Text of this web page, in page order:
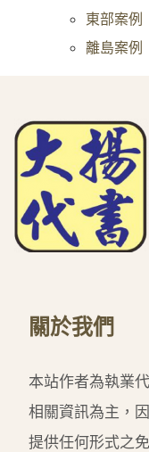
東部案例
離島案例
關於我們
本站作者為執業
相關資訊為主，
提供任何形式之